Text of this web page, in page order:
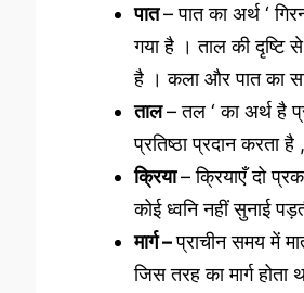
पात– पात का अर्थ ‘
गया है । ताल की दृष्टि
है । कला और पात का
ताल– तल ‘ का अर्थ है
प्रतिष्ठा प्रदान करता
क्रिया– क्रियाएँ दो
कोई ध्वनि नहीं सुनाई
मार्ग –प्राचीन समय में
जिस तरह का मार्ग होता